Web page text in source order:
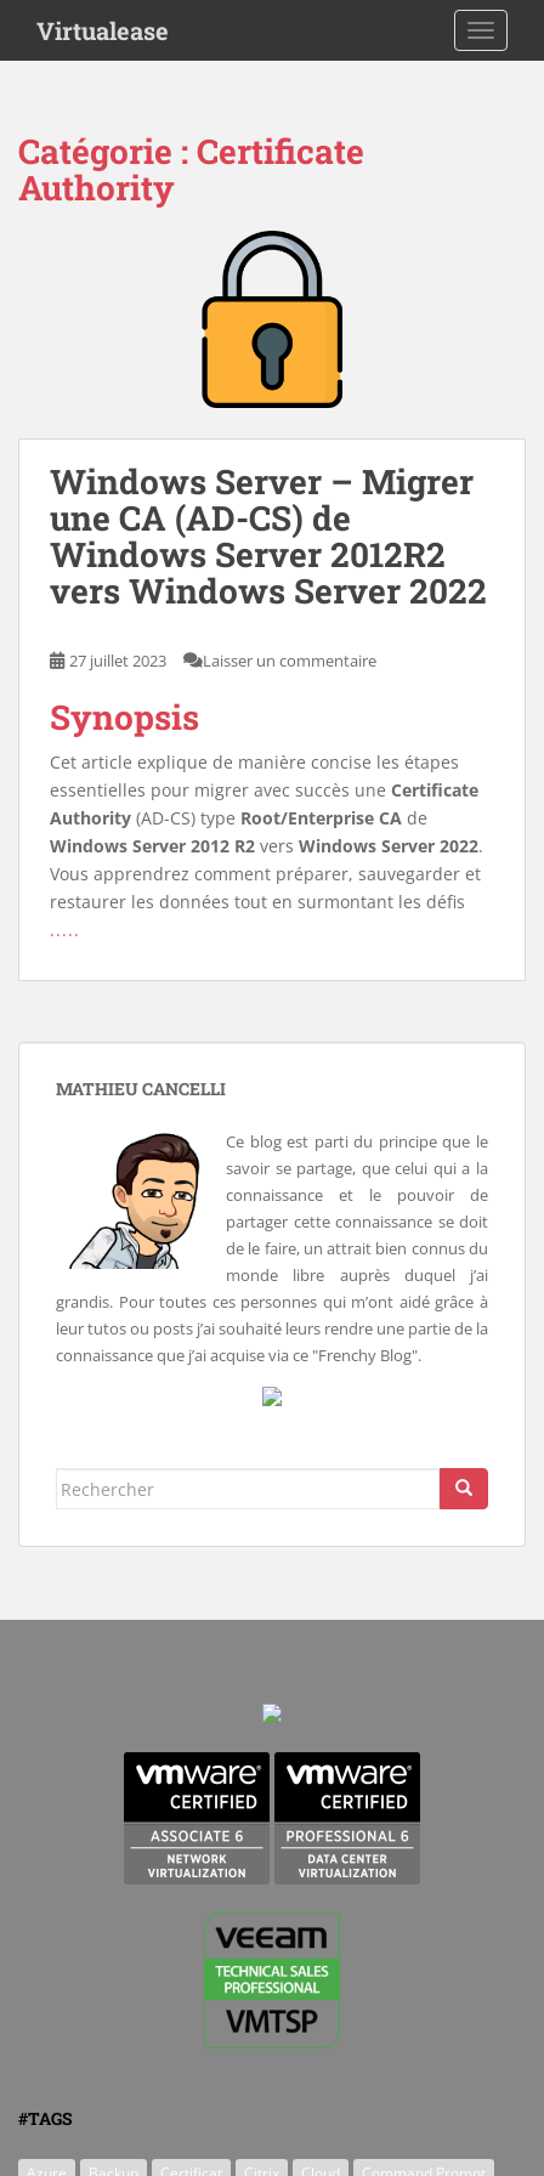
i
Virtualease
Catégorie :Certificate
Authority
Windows Server – Migrer
une CA (AD-CS) de
Windows Server 2012R2
vers Windows Server 2022
27 juillet 2023 Laisser un commentaire
Synopsis
Cet article explique de manière concise les étapes
essentielles pour migrer avec succès une Certificate
Authority (AD-CS) type Root/Enterprise CA de
Windows Server 2012 R2 vers Windows Server 2022.
Vous apprendrez comment préparer, sauvegarder et
restaurer les données tout en surmontant les défis
.....
MATHIEU CANCELLI
Ce blog est parti du principe que le
savoir se partage, que celui qui a la
connaissance et le pouvoir de
partager cette connaissance se doit
de le faire, un attrait bien connus du
monde libre auprès duquel j’ai
grandis. Pour toutes ces personnes qui m’ont aidé grâce à
leur tutos ou posts j’ai souhaité leurs rendre une partie de la
connaissance que j’ai acquise via ce "Frenchy Blog".
Rechercher...
#TAGS